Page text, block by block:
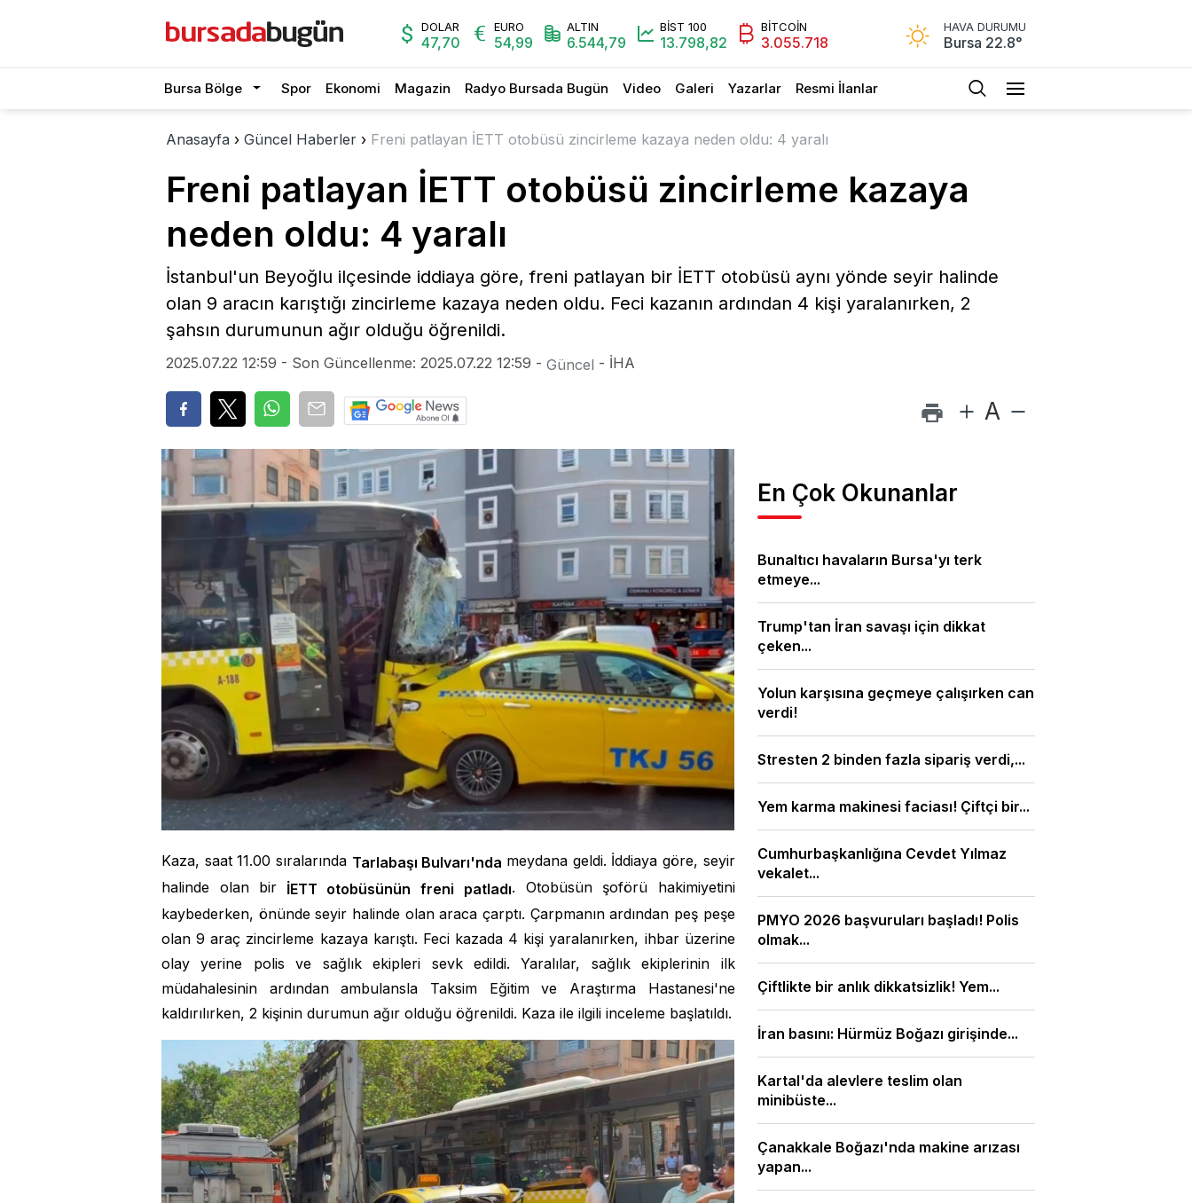
DOLAR
47,70
EURO
54,99
ALTIN
6.544,79
BİST 100
13.798,82
BİTCOİN
3.055.718
HAVA DURUMU
Bursa 22.8°
Bursa Bölge Spor Ekonomi Magazin Radyo Bursada Bugün Video Galeri Yazarlar Resmi İlanlar
Anasayfa › Güncel Haberler › Freni patlayan İETT otobüsü zincirleme kazaya neden oldu: 4 yaralı
Freni patlayan İETT otobüsü zincirleme kazaya
neden oldu: 4 yaralı
İstanbul'un Beyoğlu ilçesinde iddiaya göre, freni patlayan bir İETT otobüsü aynı yönde seyir halinde
olan 9 aracın karıştığı zincirleme kazaya neden oldu. Feci kazanın ardından 4 kişi yaralanırken, 2
şahsın durumunun ağır olduğu öğrenildi.
2025.07.22 12:59 - Son Güncellenme: 2025.07.22 12:59 - Güncel - İHA
A
Kaza, saat 11.00 sıralarında Tarlabaşı Bulvarı'nda meydana geldi. İddiaya göre, seyir
halinde olan bir İETT otobüsünün freni patladı. Otobüsün şoförü hakimiyetini
kaybederken, önünde seyir halinde olan araca çarptı. Çarpmanın ardından peş peşe
olan 9 araç zincirleme kazaya karıştı. Feci kazada 4 kişi yaralanırken, ihbar üzerine
olay yerine polis ve sağlık ekipleri sevk edildi. Yaralılar, sağlık ekiplerinin ilk
müdahalesinin ardından ambulansla Taksim Eğitim ve Araştırma Hastanesi'ne
kaldırılırken, 2 kişinin durumun ağır olduğu öğrenildi. Kaza ile ilgili inceleme başlatıldı.
En Çok Okunanlar
Bunaltıcı havaların Bursa'yı terk
etmeye...
Trump'tan İran savaşı için dikkat
çeken...
Yolun karşısına geçmeye çalışırken can
verdi!
Stresten 2 binden fazla sipariş verdi,...
Yem karma makinesi faciası! Çiftçi bir...
Cumhurbaşkanlığına Cevdet Yılmaz
vekalet...
PMYO 2026 başvuruları başladı! Polis
olmak...
Çiftlikte bir anlık dikkatsizlik! Yem...
İran basını: Hürmüz Boğazı girişinde...
Kartal'da alevlere teslim olan
minibüste...
Çanakkale Boğazı'nda makine arızası
yapan...